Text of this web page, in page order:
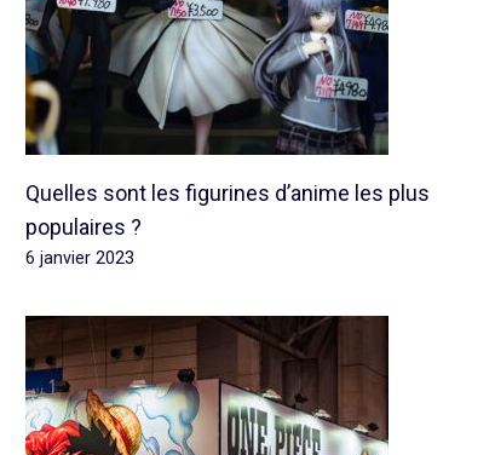
Quelles sont les figurines d’anime les plus
populaires ?
6 janvier 2023